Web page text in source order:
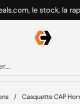
le stock, la
/ Casquette CAP